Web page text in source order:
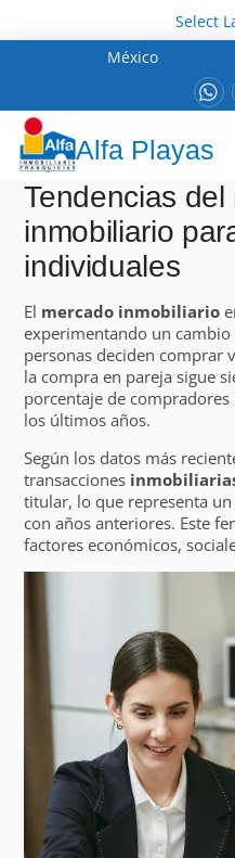
Select
México
Alfa Playas
Tendencias del
inmobiliario
individuales
El mercado inmobiliario
experimentando un
personas deciden comprar
la compra en pareja sigue
porcentaje de
los últimos años.
Según los datos más
transacciones
titular, lo que representa
con años anteriores. Este
factores económicos,